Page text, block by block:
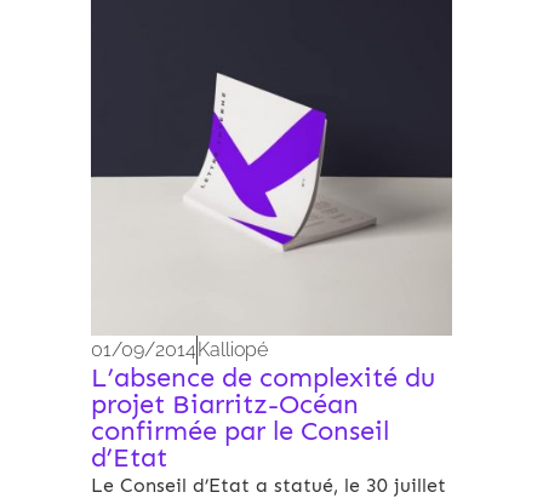
01/09/2014Kalliopé
L’absence de complexité du
projet Biarritz-Océan
confirmée par le Conseil
d’Etat
Le Conseil d’Etat a statué, le 30 juillet